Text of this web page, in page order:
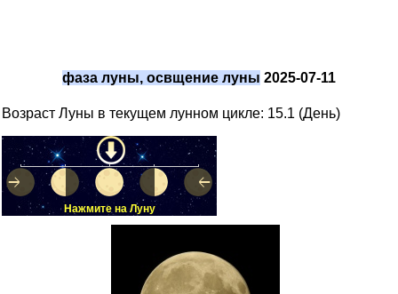
фаза луны, освщение луны 2025-07-11
Возраст Луны в текущем лунном цикле: 15.1 (День)
Нажмите на Луну